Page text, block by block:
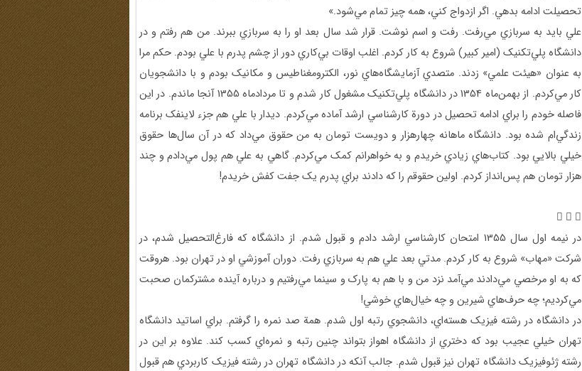
تحصيلت ادامه بدهي. اگر ازدواج کني، همه چيز تمام مي‌شود.»
علي بايد به سربازي مي‌رفت. رفت و اسم نوشت. قرار شد سال بعد او را به سربازي ببرند. من هم رفتم و در
دانشگاه پلي‌تکنيک (امير کبير) شروع به کار کردم. اغلب اوقات بي‌کاري دور از چشم پدرم با علي بودم. حکم مرا
به عنوان «هيئت علمي» زدند. متصدي آزمايشگاه‌هاي نور، الکترومغناطيس و مکانيک بودم و با دانشجويان
کار مي‌کردم. از بهمن‌ماه 1354 در دانشگاه پلي‌تکنيک مشغول کار شدم و تا مردادماه 1355 آنجا ماندم. در اين
فاصله خودم را براي ادامه تحصيل در دورة كارشناسي ارشد آماده مي‌کردم. ديدار با علي هم جزء لاينفک برنامه
زندگي‌ام شده بود. دانشگاه ماهانه چهارهزار و دويست تومان به من حقوق مي‌داد که در آن سال‌ها حقوق
خيلي بالايي بود. كتاب‌هاي زيادي خريدم و به خواهرانم کمک مي‌کردم. گاهي به علي هم پول مي‌دادم و چند
هزار تومان هم پس‌انداز کردم. اولين حقوقم را که دادند براي پدرم يک جفت کفش خريدم!
  
در نيمه اول سال 1355 امتحان كارشناسي ارشد دادم و قبول شدم. از دانشگاه كه فارغ‌التحصيل شدم، در
شرکت «مهاب» شروع به کار کردم. مدتي بعد علي هم به سربازي رفت. دوران آموزشي او در تهران بود. هروقت
که به او مرخصي مي‌دادند مي‌آمد نزد من و با هم به پارک و سينما مي‌رفتيم و درباره آينده مشترکمان صحبت
مي‌كرديم؛ چه حرف‌هاي شيرين و چه خيال‌هاي خوشي!
در دانشگاه در رشته فيزيک هسته‌اي، دانشجوي رتبه اول شدم. همة صد نمره را گرفتم. براي اساتيد دانشگاه
تهران خيلي عجيب بود که دختري از دانشگاه اهواز بتواند چنين رتبه و نمره‌اي کسب کند. علاوه بر اين در
رشته ژئوفيزيک دانشگاه تهران نيز قبول شدم. جالب آنکه در دانشگاه تهران در رشته فيزيک کاربردي هم قبول